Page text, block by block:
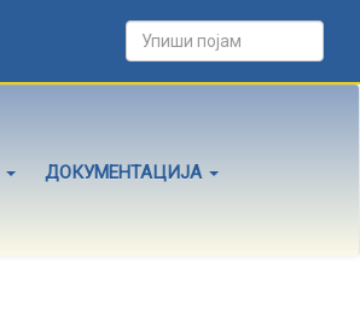
ДОКУМЕНТАЦИЈА